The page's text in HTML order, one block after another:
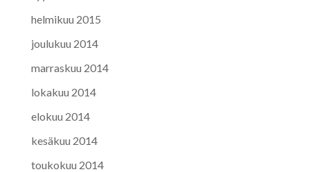
helmikuu 2015
joulukuu 2014
marraskuu 2014
lokakuu 2014
elokuu 2014
kesäkuu 2014
toukokuu 2014